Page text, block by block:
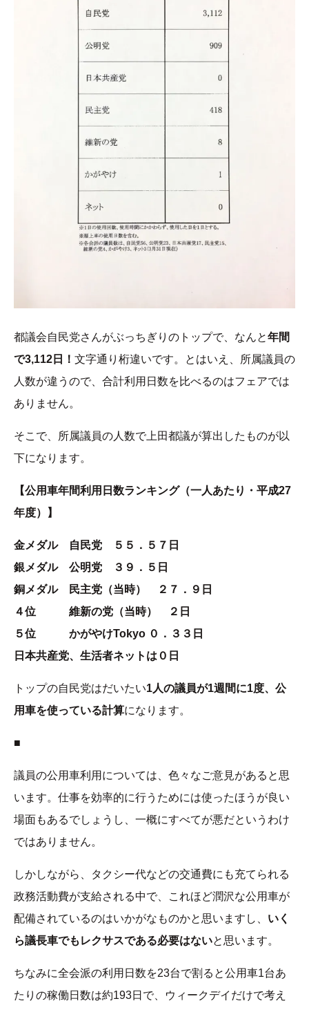
都議会自民党さんがぶっちぎりのトップで、なんと年間
で3,112日！ 文字通り桁違いです。とはいえ、所属議員の
人数が違うので、合計利用日数を比べるのはフェアでは
ありません。
そこで、所属議員の人数で上田都議が算出したものが以
下になります。
【公用車年間利用日数ランキング（一人あたり・平成27
年度）】
金メダル 自民党 ５５．５７日
銀メダル 公明党 ３９．５日
銅メダル 民主党（当時） ２７．９日
４位 維新の党（当時） ２日
５位 かがやけTokyo ０．３３日
日本共産党、生活者ネットは０日
トップの自民党はだいたい1人の議員が1週間に1度、公
用車を使っている計算になります。
■
議員の公用車利用については、色々なご意見があると思
います。仕事を効率的に行うためには使ったほうが良い
場面もあるでしょうし、一概にすべてが悪だというわけ
ではありません。
しかしながら、タクシー代などの交通費にも充てられる
政務活動費が支給される中で、これほど潤沢な公用車が
配備されているのはいかがなものかと思いますし、 いく
ら議長車でもレクサスである必要はないと思います。
ちなみに全会派の利用日数を23台で割ると公用車1台あ
たりの稼働日数は約193日で、ウィークデイだけで考え